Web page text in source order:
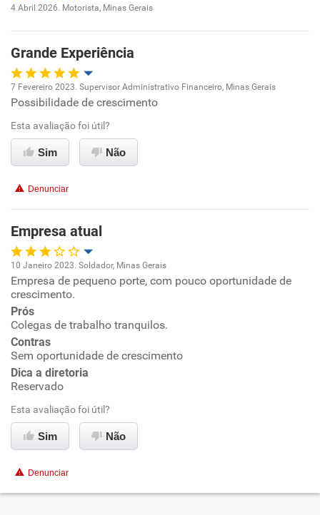
Recomenda a diretoria
Ambiente de trabalho
Conciliação com a vida familiar
Benefícios
Não recomenda esta empresa
Não recomenda a diretoria
4 Abril 2026. Motorista, Minas Gerais
Grande Experiência
Oportunidade de promoção
Ambiente de trabalho
Benefícios
Recomenda esta empresa
7 Fevereiro 2023. Supervisor Administrativo Financeiro, Minas Gerais
Possibilidade de crescimento
Esta avaliação foi útil?
Sim Não
Denunciar
Empresa atual
Oportunidade de promoção
Ambiente de trabalho
Conciliação com a vida familiar
Benefícios
Recomenda esta empresa
Não recomenda a diretoria
10 Janeiro 2023. Soldador, Minas Gerais
Empresa de pequeno porte, com pouco oportunidade de
crescimento.
Prós
Colegas de trabalho tranquilos.
Contras
Sem oportunidade de crescimento
Dica a diretoria
Reservado
Esta avaliação foi útil?
Sim Não
Denunciar